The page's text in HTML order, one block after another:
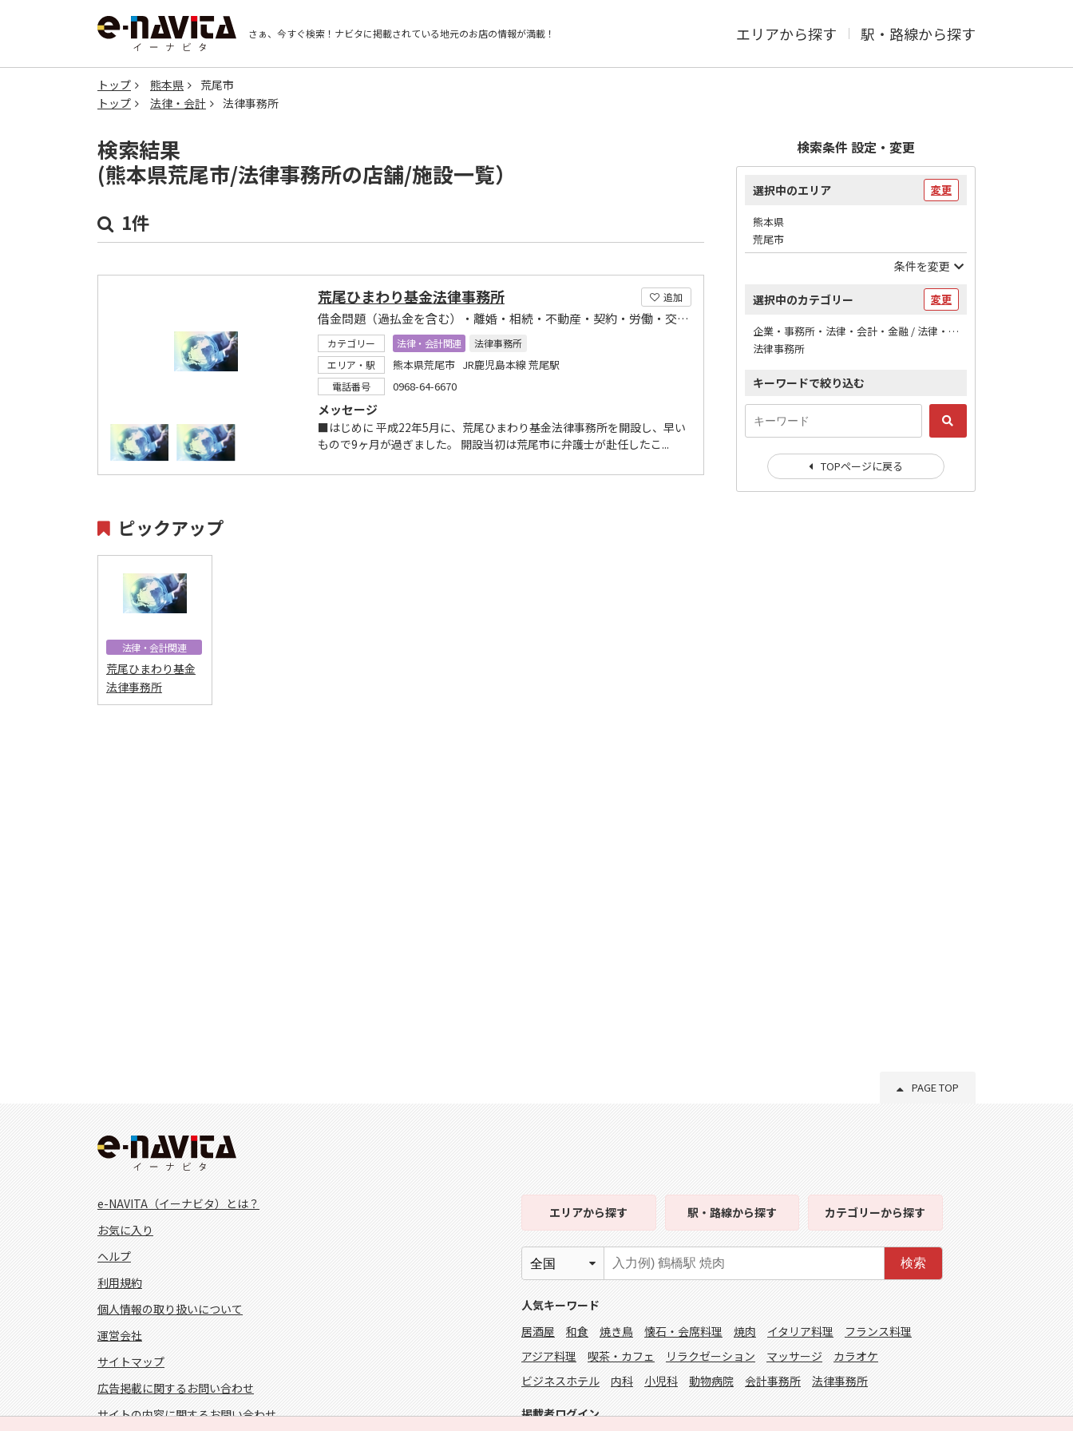
さぁ、今すぐ検索！ ナビタに掲載されている地元のお店の情報が満載！ エリアから探す 駅・路線から探す
トップ 熊本県
荒尾市
トップ
法律・会計 法律事務所
検索結果
(熊本県荒尾市/法律事務所の店舗/施設一覧）
1件
追加
荒尾ひまわり基金法律事務所
借金問題（過払金を含む）・離婚・相続・不動産・契約・労働・交通事故・刑事弁護ほか
カテゴリー 法律・会計関連
法律事務所
エリア・駅
熊本県荒尾市 JR鹿児島本線 荒尾駅
電話番号 0968-64-6670
メッセージ
■はじめに 平成22年5月に、荒尾ひまわり基金法律事務所を開設し、早い
もので9ヶ月が過ぎました。 開設当初は荒尾市に弁護士が赴任したこ...
ピックアップ
法律・会計関連
荒尾ひまわり基金
法律事務所
検索条件 設定・変更
選択中のエリア 変更
熊本県
荒尾市
条件を変更
選択中のカテゴリー 変更
企業・事務所・法律・会計・金融 / 法律・会計
法律事務所
キーワードで絞り込む
TOPページに戻る
PAGE TOP
e-NAVITA（イーナビタ）とは？
お気に入り
ヘルプ
利用規約
個人情報の取り扱いについて
運営会社
サイトマップ
広告掲載に関するお問い合わせ
サイトの内容に関するお問い合わせ
エリアから探す 駅・路線から探す カテゴリーから探す
検索
人気キーワード
居酒屋
和食 焼き鳥 懐石・会席料理 焼肉 イタリア料理
フランス料理
アジア料理
喫茶・カフェ リラクゼーション マッサージ
カラオケ
ビジネスホテル
内科 小児科 動物病院 会計事務所 法律事務所
掲載者ログイン